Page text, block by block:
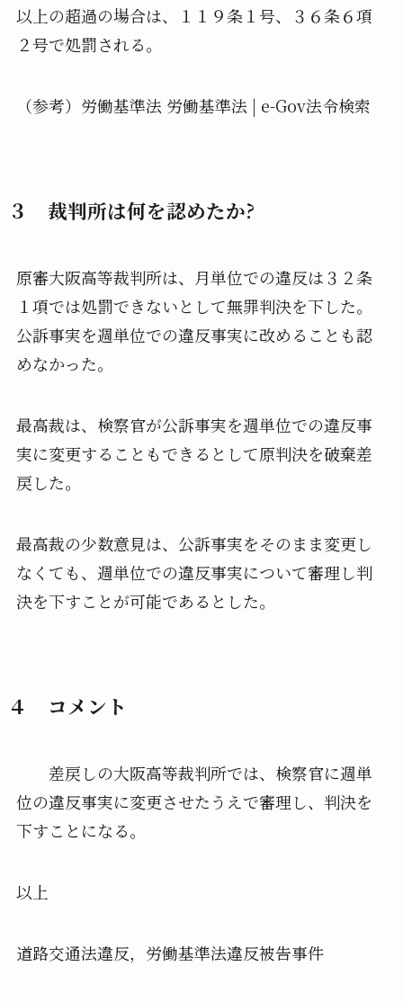
以上の超過の場合は、１１９条１号、３６条６項
２号で処罰される。
（参考）労働基準法 労働基準法 | e-Gov法令検索
３ 裁判所は何を認めたか?
原審大阪高等裁判所は、月単位での違反は３２条
１項では処罰できないとして無罪判決を下した。
公訴事実を週単位での違反事実に改めることも認
めなかった。
最高裁は、検察官が公訴事実を週単位での違反事
実に変更することもできるとして原判決を破棄差
戻した。
最高裁の少数意見は、公訴事実をそのまま変更し
なくても、週単位での違反事実について審理し判
決を下すことが可能であるとした。
４ コメント
差戻しの大阪高等裁判所では、検察官に週単
位の違反事実に変更させたうえで審理し、判決を
下すことになる。
以上
道路交通法違反，労働基準法違反被告事件